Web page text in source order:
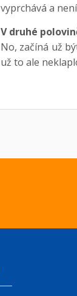
vyprchává a
V druhé
No, začíná už
už to ale